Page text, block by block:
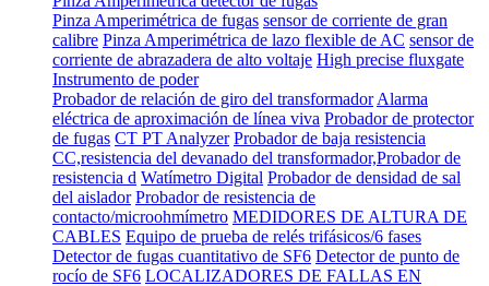
Pinza Amperimétrica de fugas sensor de corriente de gran
calibre Pinza Amperimétrica de lazo flexible de AC sensor de
corriente de abrazadera de alto voltaje High precise fluxgate
Instrumento de poder
Probador de relación de giro del transformador Alarma
eléctrica de aproximación de línea viva Probador de protector
de fugas CT PT Analyzer Probador de baja resistencia
CC,resistencia del devanado del transformador,Probador de
resistencia d Watímetro Digital Probador de densidad de sal
del aislador Probador de resistencia de
contacto/microohmímetro MEDIDORES DE ALTURA DE
CABLES Equipo de prueba de relés trifásicos/6 fases
Detector de fugas cuantitativo de SF6 Detector de punto de
rocío de SF6 LOCALIZADORES DE FALLAS EN